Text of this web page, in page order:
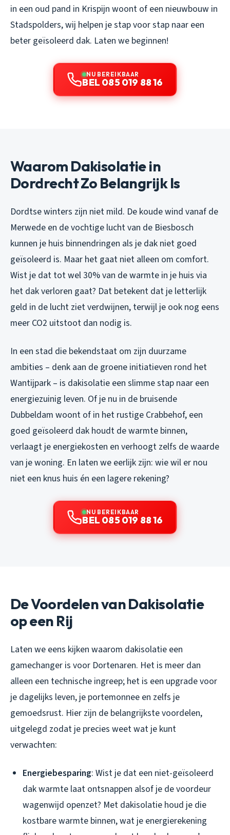
in een oud pand in Krispijn woont of een nieuwbouw in
Stadspolders, wij helpen je stap voor stap naar een
beter geïsoleerd dak. Laten we beginnen!
NU BEREIKBAAR
BEL 085 019 88 16
Waarom Dakisolatie in
Dordrecht Zo Belangrijk Is
Dordtse winters zijn niet mild. De koude wind vanaf de
Merwede en de vochtige lucht van de Biesbosch
kunnen je huis binnendringen als je dak niet goed
geïsoleerd is. Maar het gaat niet alleen om comfort.
Wist je dat tot wel 30% van de warmte in je huis via
het dak verloren gaat? Dat betekent dat je letterlijk
geld in de lucht ziet verdwijnen, terwijl je ook nog eens
meer CO2 uitstoot dan nodig is.
In een stad die bekendstaat om zijn duurzame
ambities – denk aan de groene initiatieven rond het
Wantijpark – is dakisolatie een slimme stap naar een
energiezuinig leven. Of je nu in de bruisende
Dubbeldam woont of in het rustige Crabbehof, een
goed geïsoleerd dak houdt de warmte binnen,
verlaagt je energiekosten en verhoogt zelfs de waarde
van je woning. En laten we eerlijk zijn: wie wil er nou
niet een knus huis én een lagere rekening?
NU BEREIKBAAR
BEL 085 019 88 16
De Voordelen van Dakisolatie
op een Rij
Laten we eens kijken waarom dakisolatie een
gamechanger is voor Dortenaren. Het is meer dan
alleen een technische ingreep; het is een upgrade voor
je dagelijks leven, je portemonnee en zelfs je
gemoedsrust. Hier zijn de belangrijkste voordelen,
uitgelegd zodat je precies weet wat je kunt
verwachten:
Energiebesparing: Wist je dat een niet-geïsoleerd
dak warmte laat ontsnappen alsof je de voordeur
wagenwijd openzet? Met dakisolatie houd je die
kostbare warmte binnen, wat je energierekening